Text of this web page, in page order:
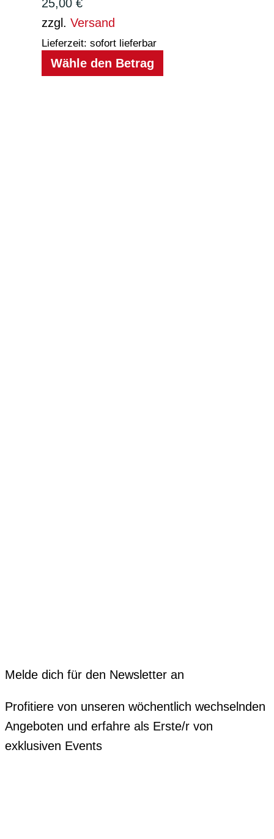
25,00 €
zzgl. Versand
Lieferzeit: sofort lieferbar
Wähle den Betrag
Melde dich für den Newsletter an
Profitiere von unseren wöchentlich wechselnden
Angeboten und erfahre als Erste/r von
exklusiven Events